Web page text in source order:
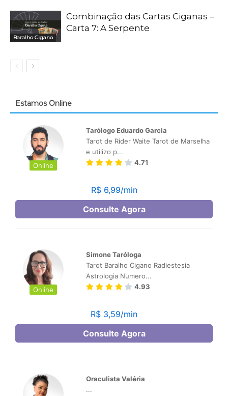
Baralho Cigano
Combinação das Cartas Ciganas –
Carta 7: A Serpente
Estamos Online